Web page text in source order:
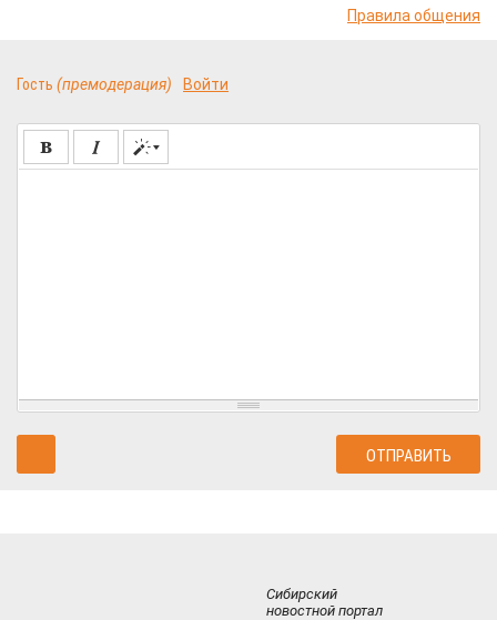
Правила общения
Гость (премодерация) Войти
Сибирский
новостной портал